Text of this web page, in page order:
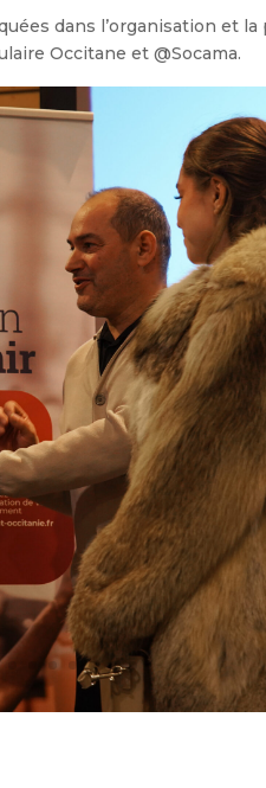
dans l’organisation et
Occitane et @Socama.